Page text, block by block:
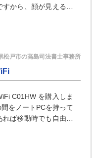
から、顔が見える司
松戸市の高島司法書士事務所
C01HW を購入しま
をノートPCを持って
ば移動時でも自由に